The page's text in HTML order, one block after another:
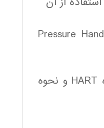
2-2 انواع دستگاه Pressure Hand
3-1 طرز كار دستگاه HART و نحوه